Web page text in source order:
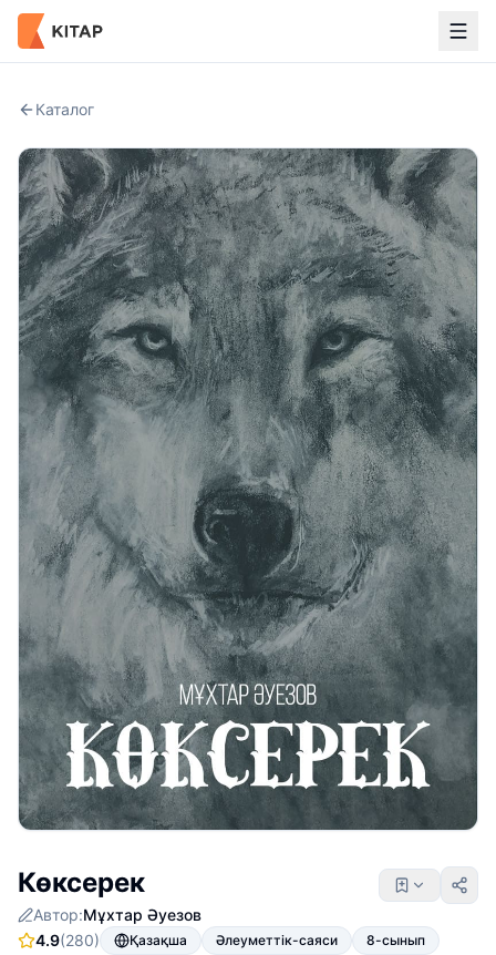
Каталог
Көксерек
Автор:Мұхтар Әуезов
4.9(280) Қазақша Әлеуметтік-саяси 8-сынып